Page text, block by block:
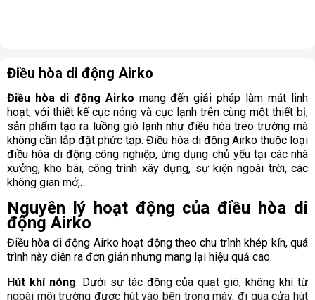
Điều hòa di động Airko
Điều hòa di động Airko mang đến giải pháp làm mát linh
hoạt, với thiết kế cục nóng và cục lạnh trên cùng một thiết bị,
sản phẩm tạo ra luồng gió lạnh như điều hòa treo trường mà
không cần lắp đặt phức tạp. Điều hòa di động Airko thuộc loại
điều hòa di động công nghiệp, ứng dụng chủ yếu tại các nhà
xưởng, kho bãi, công trình xây dựng, sự kiện ngoài trời, các
không gian mở,…
Nguyên lý hoạt động của điều hòa di
động Airko
Điều hòa di động Airko hoạt động theo chu trình khép kín, quá
trình này diễn ra đơn giản nhưng mang lại hiệu quả cao.
Hút khí nóng: Dưới sự tác động của quạt gió, không khí từ
ngoài môi trường được hút vào bên trong máy, đi qua cửa hút